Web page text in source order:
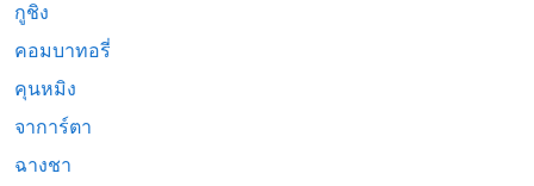
กูชิง
คอมบาทอรี่
คุนหมิง
จาการ์ตา
ฉางชา